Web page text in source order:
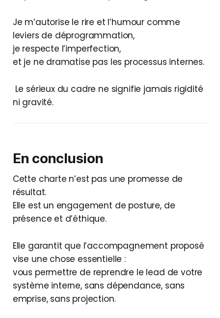
Je m’autorise le rire et l’humour comme
leviers de déprogrammation,
je respecte l’imperfection,
et je ne dramatise pas les processus internes.
Le sérieux du cadre ne signifie jamais rigidité
ni gravité.
En conclusion
Cette charte n’est pas une promesse de
résultat.
Elle est un engagement de posture, de
présence et d’éthique.
Elle garantit que l’accompagnement proposé
vise une chose essentielle :
vous permettre de reprendre le lead de votre
système interne, sans dépendance, sans
emprise, sans projection.